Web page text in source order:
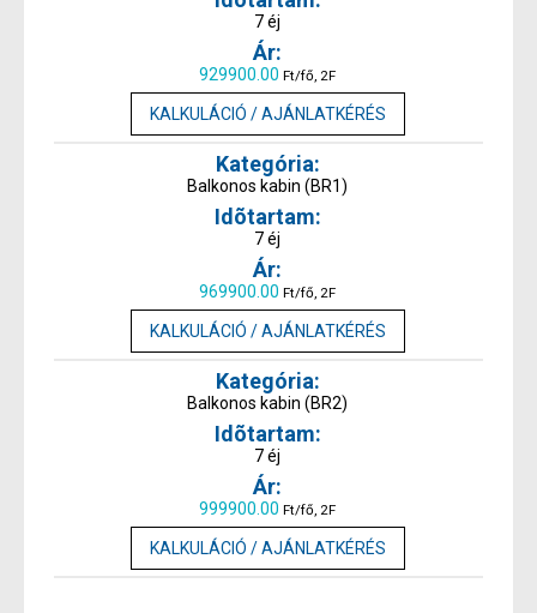
7 éj
929900.00 Ft/fő, 2F
KALKULÁCIÓ / AJÁNLATKÉRÉS
Balkonos kabin (BR1)
7 éj
969900.00 Ft/fő, 2F
KALKULÁCIÓ / AJÁNLATKÉRÉS
Balkonos kabin (BR2)
7 éj
999900.00 Ft/fő, 2F
KALKULÁCIÓ / AJÁNLATKÉRÉS